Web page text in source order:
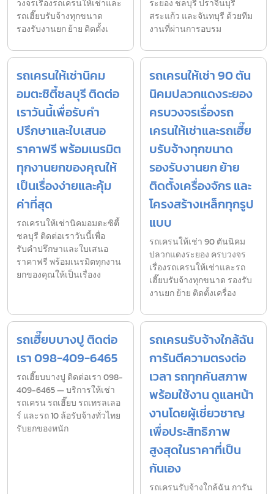
วงจรเรื่องรถเครนให้เช่าและ
รถเฮี๊ยบรับจ้างทุกขนาด
รองรับงานยก ย้าย ติดตั้งเ
ระยอง ชลบุรี ปราจีนบุรี
สระแก้ว และจันทบุรี ด้วยทีม
งานที่ผ่านการอบรม
รถเครนให้เช่านิคม
อมตะซิตี้ชลบุรี ติดต่อ
เราวันนี้เพื่อรับคำ
ปรึกษาและใบเสนอ
ราคาฟรี พร้อมเนรมิต
ทุกงานยกของคุณให้
เป็นเรื่องง่ายและคุ้ม
ค่าที่สุด
รถเครนให้เช่านิคมอมตะซิตี้
ชลบุรี ติดต่อเราวันนี้เพื่อ
รับคำปรึกษาและใบเสนอ
ราคาฟรี พร้อมเนรมิตทุกงาน
ยกของคุณให้เป็นเรื่องง
รถเครนให้เช่า 90 ตัน
นิคมปลวกแดงระยอง
ครบวงจรเรื่องรถ
เครนให้เช่าและรถเฮี๊ย
บรับจ้างทุกขนาด
รองรับงานยก ย้าย
ติดตั้งเครื่องจักร และ
โครงสร้างเหล็กทุกรูป
แบบ
รถเครนให้เช่า 90 ตันนิคม
ปลวกแดงระยอง ครบวงจร
เรื่องรถเครนให้เช่าและรถ
เฮี๊ยบรับจ้างทุกขนาด รองรับ
งานยก ย้าย ติดตั้งเครื่อง
รถเฮี๊ยบบางปู ติดต่อ
เรา 098-409-6465
รถเฮี๊ยบบางปู ติดต่อเรา 098-
409-6465 — บริการให้เช่า
รถเครน รถเฮี๊ยบ รถเทรลเลอ
ร์ และรถ 10 ล้อรับจ้างทั่วไทย
รับยกของหนัก
รถเครนรับจ้างใกล้ฉัน
การันตีความตรงต่อ
เวลา รถทุกคันสภาพ
พร้อมใช้งาน ดูแลหน้า
งานโดยผู้เชี่ยวชาญ
เพื่อประสิทธิภาพ
สูงสุดในราคาที่เป็น
กันเอง
รถเครนรับจ้างใกล้ฉัน การัน